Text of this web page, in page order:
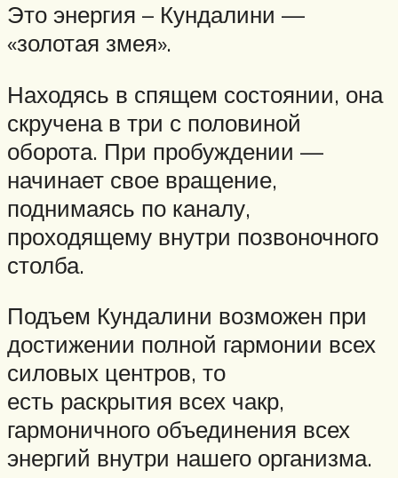
Это энергия – Кундалини —
«золотая змея».
Находясь в спящем состоянии, она
скручена в три с половиной
оборота. При пробуждении —
начинает свое вращение,
поднимаясь по каналу,
проходящему внутри позвоночного
столба.
Подъем Кундалини возможен при
достижении полной гармонии всех
силовых центров, то
есть раскрытия всех чакр,
гармоничного объединения всех
энергий внутри нашего организма.